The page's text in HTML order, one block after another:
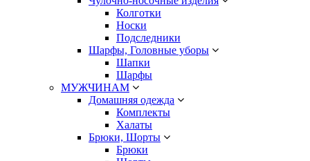
Колготки
Носки
Подследники
Шарфы, Головные уборы
Шапки
Шарфы
МУЖЧИНАМ
Домашняя одежда
Комплекты
Халаты
Брюки, Шорты
Брюки